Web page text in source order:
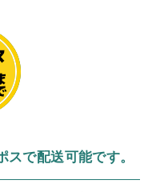
スで配送可能です。